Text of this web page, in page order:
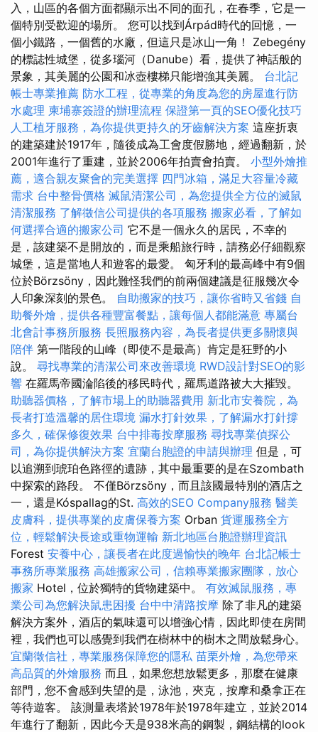
入，山區的各個方面都顯示出不同的面孔，在春季，它是一
個特別受歡迎的場所。 您可以找到Árpád時代的回憶，一
個小鐵路，一個舊的水廠，但這只是冰山一角！ Zebegény
的標誌性城堡，從多瑙河（Danube）看，提供了神話般的
景象，其美麗的公園和冰壺樓梯只能增強其美麗。 台北記
帳士專業推薦 防水工程，從專業的角度為您的房屋進行防
水處理 柬埔寨簽證的辦理流程 保證第一頁的SEO優化技巧
人工植牙服務，為你提供更持久的牙齒解決方案 這座折衷
的建築建於1917年，隨後成為工會度假勝地，經過翻新，於
2001年進行了重建，並於2006年拍賣會拍賣。 小型外燴推
薦，適合親友聚會的完美選擇 四門冰箱，滿足大容量冷藏
需求 台中整骨價格 滅鼠清潔公司，為您提供全方位的滅鼠
清潔服務 了解徵信公司提供的各項服務 搬家必看，了解如
何選擇合適的搬家公司 它不是一個永久的居民，不幸的
是，該建築不是開放的，而是乘船旅行時，請務必仔細觀察
城堡，這是當地人和遊客的最愛。 匈牙利的最高峰中有9個
位於Börzsöny，因此難怪我們的前兩個建議是征服幾次令
人印象深刻的景色。 自助搬家的技巧，讓你省時又省錢 自
助餐外燴，提供各種豐富餐點，讓每個人都能滿意 專屬台
北會計事務所服務 長照服務內容，為長者提供更多關懷與
陪伴 第一階段的山峰（即使不是最高）肯定是狂野的小
說。 尋找專業的清潔公司來改善環境 RWD設計對SEO的影
響 在羅馬帝國淪陷後的移民時代，羅馬道路被大大摧毀。
助聽器價格，了解市場上的助聽器費用 新北市安養院，為
長者打造溫馨的居住環境 漏水打針效果，了解漏水打針撐
多久，確保修復效果 台中排毒按摩服務 尋找專業偵探公
司，為你提供解決方案 宜蘭台胞證的申請與辦理 但是，可
以追溯到琥珀色路徑的遺跡，其中最重要的是在Szombath
中探索的路段。 不僅Börzsöny，而且該國最特別的酒店之
一，還是Kóspallag的St. 高效的SEO Company服務 醫美
皮膚科，提供專業的皮膚保養方案 Orban 貨運服務全方
位，輕鬆解決長途或重物運輸 新北地區台胞證辦理資訊
Forest 安養中心，讓長者在此度過愉快的晚年 台北記帳士
事務所專業服務 高雄搬家公司，信賴專業搬家團隊，放心
搬家 Hotel，位於獨特的貨物建築中。 有效滅鼠服務，專
業公司為您解決鼠患困擾 台中中清路按摩 除了非凡的建築
解決方案外，酒店的氣味還可以增強心情，因此即使在房間
裡，我們也可以感覺到我們在樹林中的樹木之間放鬆身心。
宜蘭徵信社，專業服務保障您的隱私 苗栗外燴，為您帶來
高品質的外燴服務 而且，如果您想放鬆更多，那麼在健康
部門，您不會感到失望的是，泳池，夾克，按摩和桑拿正在
等待遊客。 該測量表塔於1978年於1978年建立，並於2014
年進行了翻新，因此今天是938米高的鋼製，鋼結構的look